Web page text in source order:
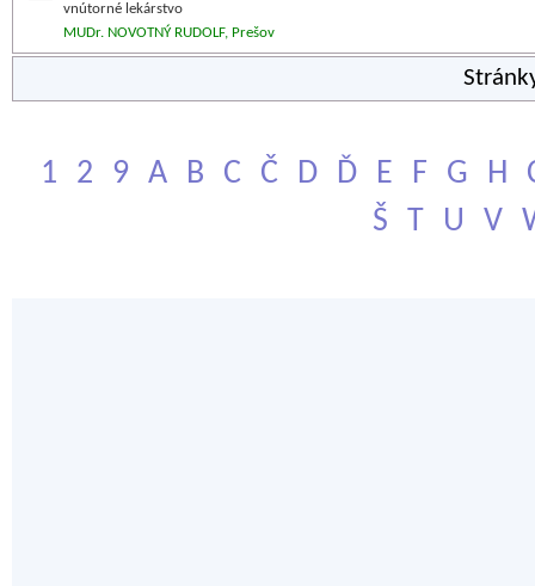
vnútorné lekárstvo
MUDr. NOVOTNÝ RUDOLF, Prešov
1 2 9 A B C Č D Ď E F G H
Š
T U V